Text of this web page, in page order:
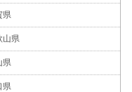
県
山県
県
県